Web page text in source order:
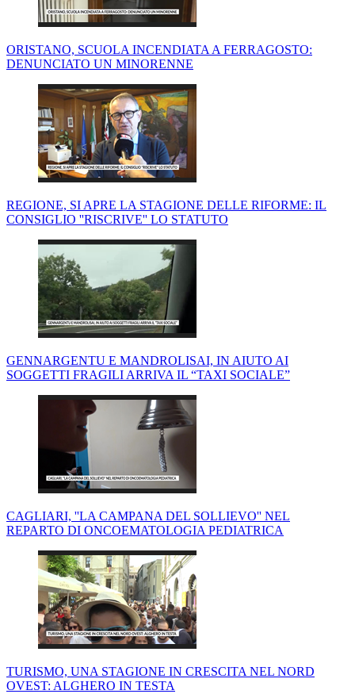
ORISTANO, SCUOLA INCENDIATA A FERRAGOSTO:
DENUNCIATO UN MINORENNE
REGIONE, SI APRE LA STAGIONE DELLE RIFORME: IL
CONSIGLIO ''RISCRIVE'' LO STATUTO
GENNARGENTU E MANDROLISAI, IN AIUTO AI
SOGGETTI FRAGILI ARRIVA IL “TAXI SOCIALE”
CAGLIARI, ''LA CAMPANA DEL SOLLIEVO'' NEL
REPARTO DI ONCOEMATOLOGIA PEDIATRICA
TURISMO, UNA STAGIONE IN CRESCITA NEL NORD
OVEST: ALGHERO IN TESTA